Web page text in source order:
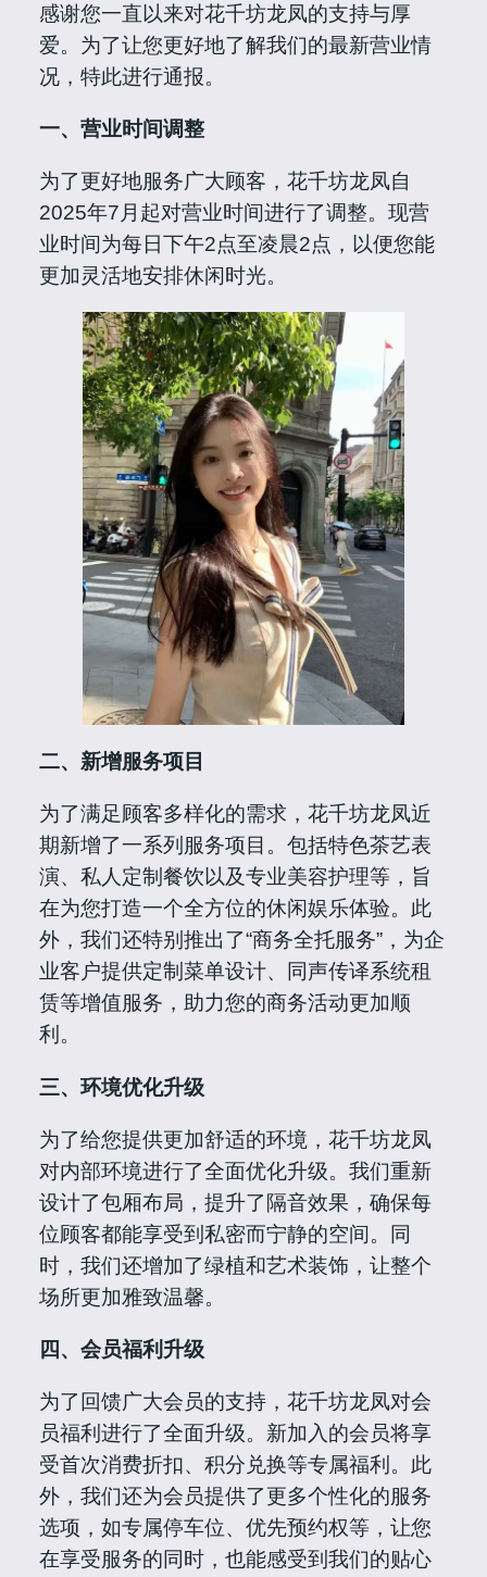
感谢您一直以来对花千坊龙凤的支持与厚
爱。为了让您更好地了解我们的最新营业情
况，特此进行通报。
一、营业时间调整
为了更好地服务广大顾客，花千坊龙凤自
2025年7月起对营业时间进行了调整。现营
业时间为每日下午2点至凌晨2点，以便您能
更加灵活地安排休闲时光。
二、新增服务项目
为了满足顾客多样化的需求，花千坊龙凤近
期新增了一系列服务项目。包括特色茶艺表
演、私人定制餐饮以及专业美容护理等，旨
在为您打造一个全方位的休闲娱乐体验。此
外，我们还特别推出了“商务全托服务”，为企
业客户提供定制菜单设计、同声传译系统租
赁等增值服务，助力您的商务活动更加顺
利。
三、环境优化升级
为了给您提供更加舒适的环境，花千坊龙凤
对内部环境进行了全面优化升级。我们重新
设计了包厢布局，提升了隔音效果，确保每
位顾客都能享受到私密而宁静的空间。同
时，我们还增加了绿植和艺术装饰，让整个
场所更加雅致温馨。
四、会员福利升级
为了回馈广大会员的支持，花千坊龙凤对会
员福利进行了全面升级。新加入的会员将享
受首次消费折扣、积分兑换等专属福利。此
外，我们还为会员提供了更多个性化的服务
选项，如专属停车位、优先预约权等，让您
在享受服务的同时，也能感受到我们的贴心